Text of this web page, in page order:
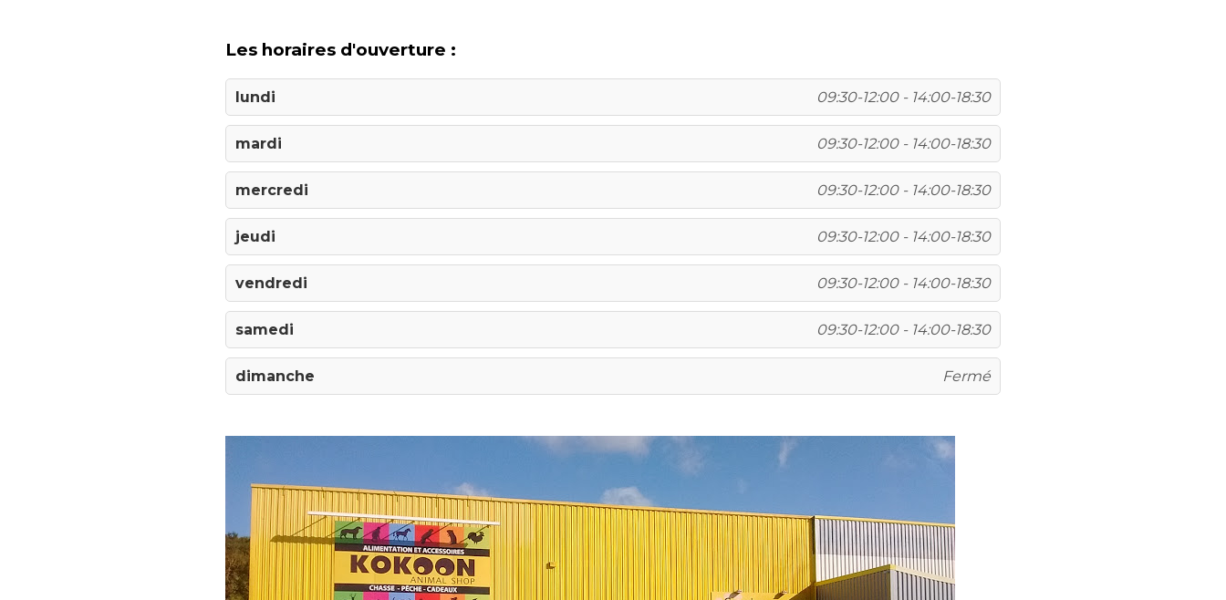
Les horaires d'ouverture :
lundi 09:30-12:00 - 14:00-18:30
mardi 09:30-12:00 - 14:00-18:30
mercredi 09:30-12:00 - 14:00-18:30
jeudi 09:30-12:00 - 14:00-18:30
vendredi 09:30-12:00 - 14:00-18:30
samedi 09:30-12:00 - 14:00-18:30
dimanche Fermé